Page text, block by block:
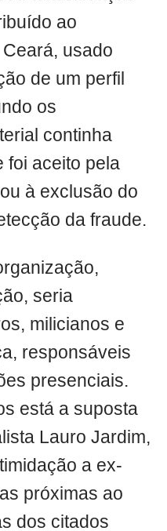
ao
usado
de um perfil
os
continha
foi aceito pela
à exclusão do
da fraude.
seria
milicianos e
responsáveis
presenciais.
está a suposta
Lauro Jardim,
a ex-
próximas ao
dos citados